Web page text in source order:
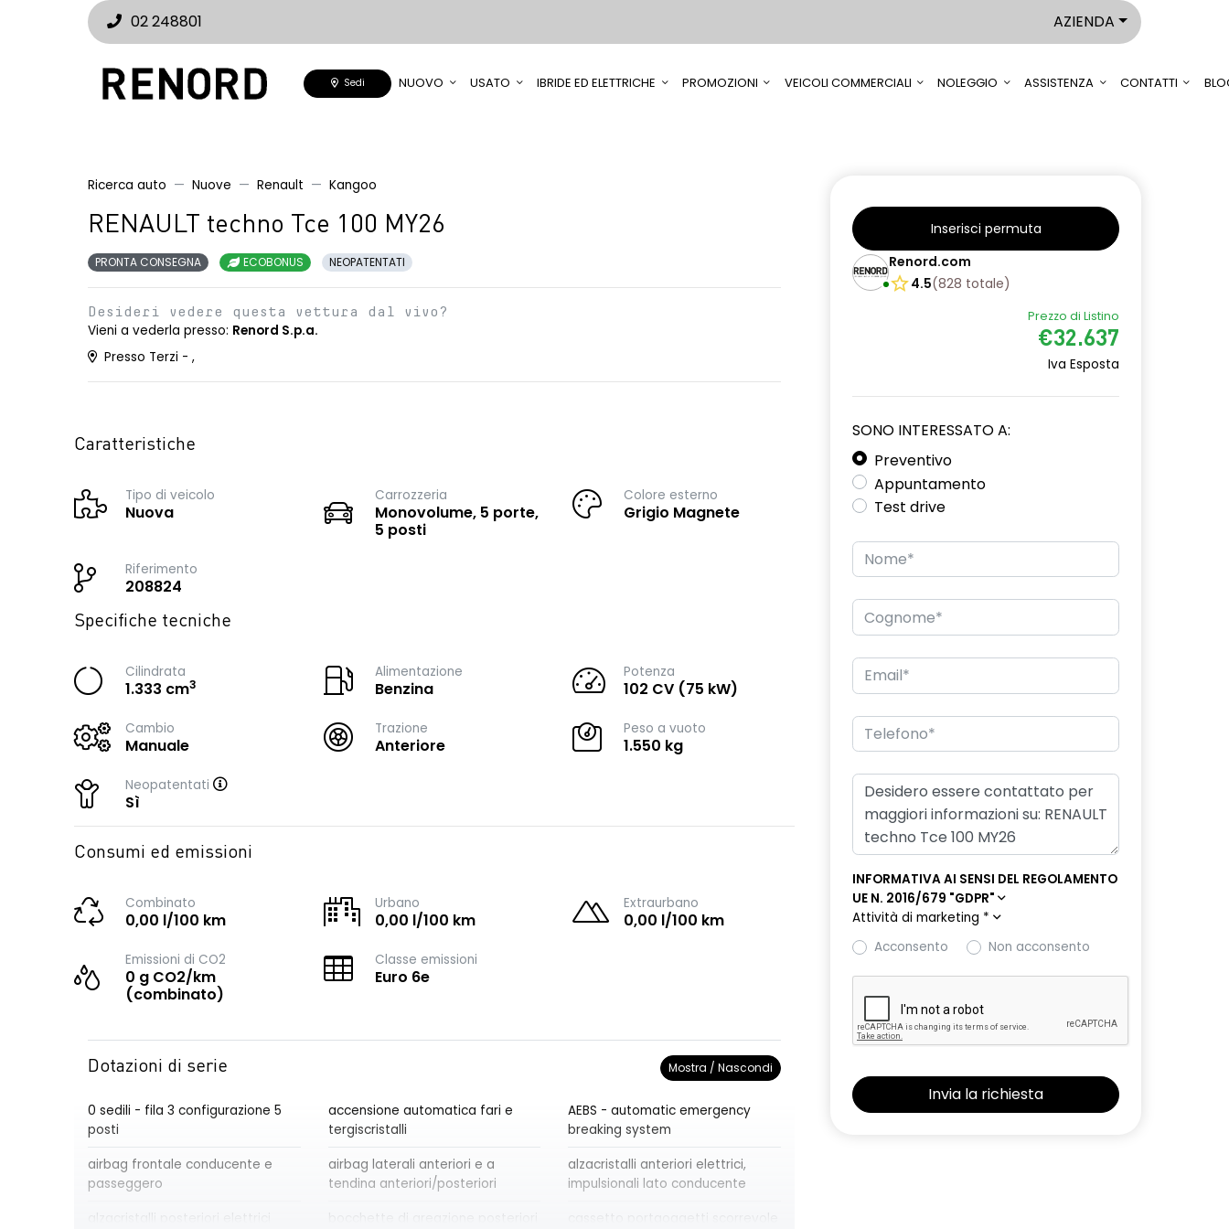
02 248801 AZIENDA
Sedi NUOVO USATO IBRIDE ED ELETTRICHE PROMOZIONI VEICOLI COMMERCIALI NOLEGGIO ASSISTENZA CONTATTI
Ricerca auto Nuove Renault Kangoo
RENAULT techno Tce 100 MY26
PRONTA CONSEGNA ECOBONUS NEOPATENTATI
Desideri vedere questa vettura dal vivo?
Vieni a vederla presso: Renord S.p.a.
Presso Terzi - ,
Caratteristiche
Tipo di veicolo
Nuova
Carrozzeria
Monovolume, 5 porte,
5 posti
Colore esterno
Grigio Magnete
Riferimento
208824
Specifiche tecniche
Cilindrata
1.333 cm3
Alimentazione
Benzina
Potenza
102 CV (75 kW)
Cambio
Manuale
Trazione
Anteriore
Peso a vuoto
1.550 kg
Neopatentati
Sì
Consumi ed emissioni
Combinato
0,00 l/100 km
Urbano
0,00 l/100 km
Extraurbano
0,00 l/100 km
Emissioni di CO2
0 g CO2/km
(combinato)
Classe emissioni
Euro 6e
Dotazioni di serie Mostra / Nascondi
0 sedili - fila 3 configurazione 5
posti
accensione automatica fari e
tergiscristalli
AEBS - automatic emergency
breaking system
airbag frontale conducente e
passeggero
airbag laterali anteriori e a
tendina anteriori/posteriori
alzacristalli anteriori elettrici,
impulsionali lato conducente
Inserisci permuta
Renord.com
4.5(828 totale)
Prezzo di Listino
€32.637
Iva Esposta
SONO INTERESSATO A:
Preventivo
Appuntamento
Test drive
INFORMATIVA AI SENSI DEL REGOLAMENTO
UE N. 2016/679 "GDPR"
Attività di marketing *
Acconsento
Non acconsento